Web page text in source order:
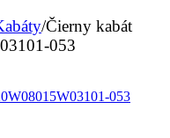
/Čierny kabát
053